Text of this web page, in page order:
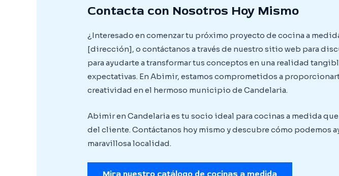
Contacta con Nosotros Hoy Mismo
¿Interesado en comenzar tu próximo proyecto de cocina a
[dirección], o contáctanos a través de nuestro sitio web para
para ayudarte a transformar tus conceptos en una realidad
expectativas. En Abimir, estamos comprometidos a
creatividad en el hermoso municipio de Candelaria.
Abimir en Candelaria es tu socio ideal para cocinas a medida
del cliente. Contáctanos hoy mismo y descubre cómo podemos
maravillosa localidad.